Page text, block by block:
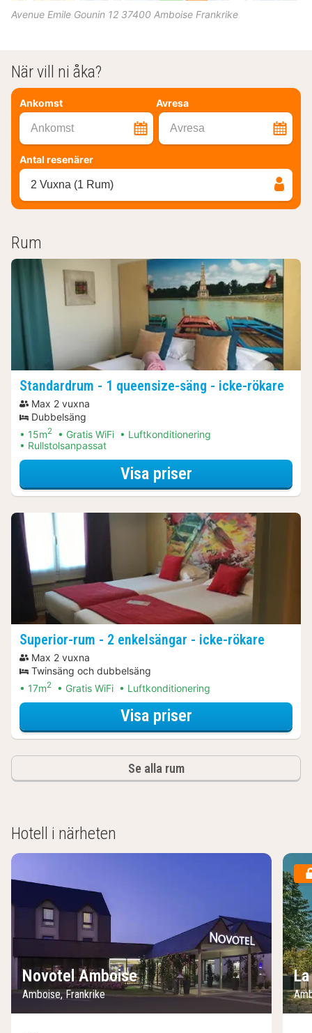
Avenue Emile Gounin 12 37400 Amboise Frankrike
När vill ni åka?
Ankomst Avresa
Ankomst Avresa
Antal resenärer
2 Vuxna (1 Rum)
Rum
Standardrum - 1 queensize-säng - icke-rökare
Max 2 vuxna
Dubbelsäng
15m2 Gratis WiFi
Luftkonditionering
Rullstolsanpassat
Visa priserför Standardrum
Superior-rum - 2 enkelsängar - icke-rökare
Max 2 vuxna
Twinsäng och dubbelsäng
17m2 Gratis WiFi Luftkonditionering
Visa priserför Superior-rum
Se alla rum
Hotell i närheten
Novotel Amboise
Amboise, Frankrike